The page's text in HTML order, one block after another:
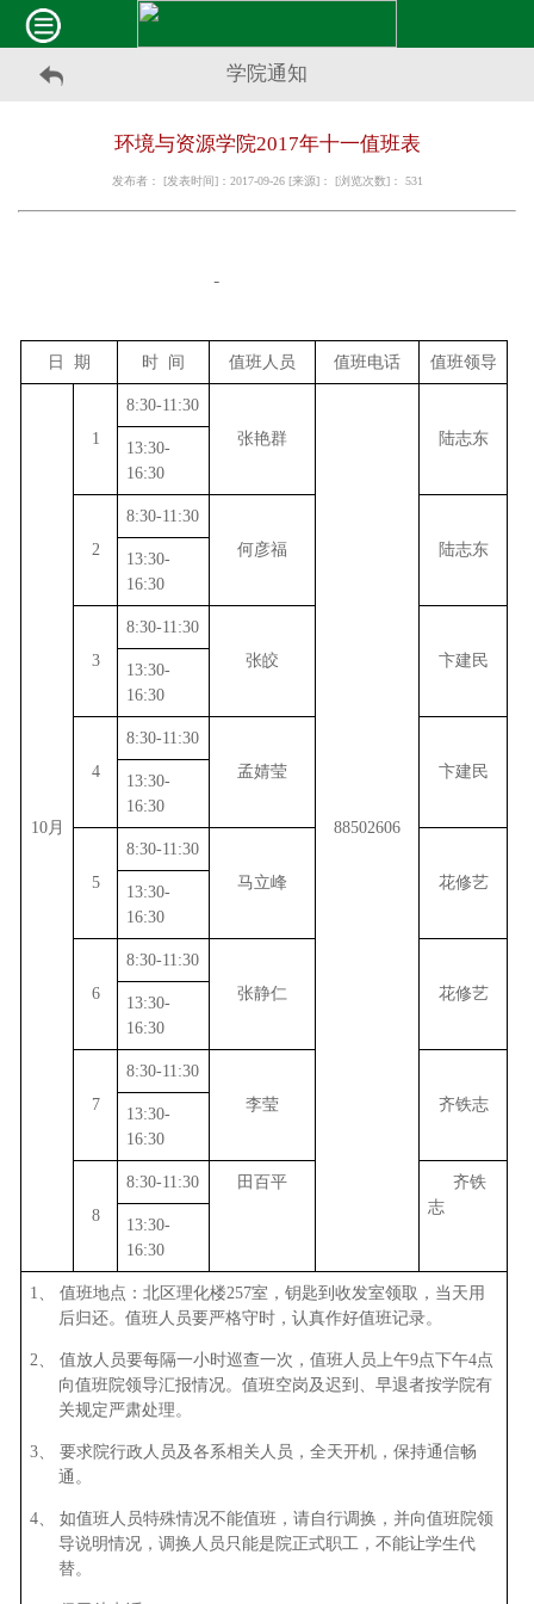
学院通知
环境与资源学院2017年十一值班表
发布者： [发表时间]：2017-09-26 [来源]： [浏览次数]： 531
日 期 时 间 值班人员 值班电话 值班领导
10月
1
8:30-11:30
张艳群
88502606
陆志东
13:30-
16:30
2
8:30-11:30
何彦福
陆志东
13:30-
16:30
3
8:30-11:30
张皎
卞建民
13:30-
16:30
4
8:30-11:30
孟婧莹
卞建民
13:30-
16:30
5
8:30-11:30
马立峰
花修艺
13:30-
16:30
6
8:30-11:30
张静仁
花修艺
13:30-
16:30
7
8:30-11:30
李莹
齐铁志
13:30-
16:30
8
8:30-11:30 田百平
齐铁
志
13:30-
16:30
1、 值班地点：北区理化楼257室，钥匙到收发室领取，当天用
后归还。值班人员要严格守时，认真作好值班记录。
2、 值放人员要每隔一小时巡查一次，值班人员上午9点下午4点
向值班院领导汇报情况。值班空岗及迟到、早退者按学院有
关规定严肃处理。
3、
要求院行政人员及各系相关人员，全天开机，保持通信畅
通。
4、
如值班人员特殊情况不能值班，请自行调换，并向值班院领
导说明情况，调换人员只能是院正式职工，不能让学生代
替。